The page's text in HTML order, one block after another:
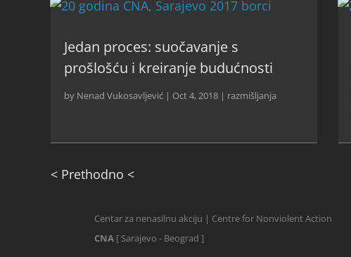
Jedan proces: suočavanje s
prošlošću i kreiranje budućnosti
by Nenad Vukosavljević | Oct 4, 2018 | razmišljanja
< Prethodno <
Centar za nenasilnu akciju | Centre for Nonviolent Action
CNA [ Sarajevo - Beograd ]